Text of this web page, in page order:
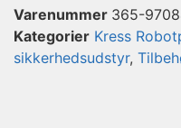
Varenummer 365-
Kategorier Kress
sikkerhedsudstyr,